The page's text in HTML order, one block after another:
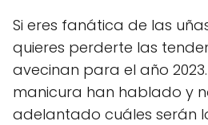
Si eres fanática de las
quieres perderte las
avecinan para el año
manicura han hablado y
adelantado cuáles serán